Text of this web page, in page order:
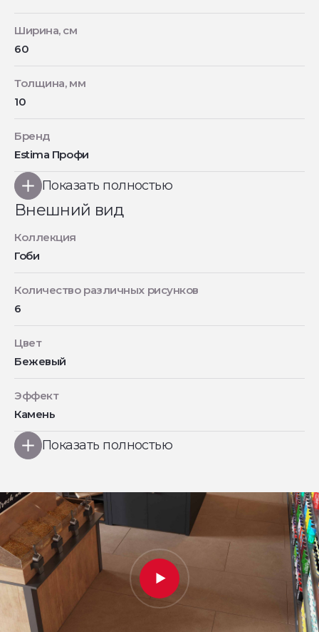
Ширина, см
60
Толщина, мм
10
Бренд
Estima Профи
Показать полностью
Внешний вид
Коллекция
Гоби
Количество различных рисунков
6
Цвет
Бежевый
Эффект
Камень
Показать полностью